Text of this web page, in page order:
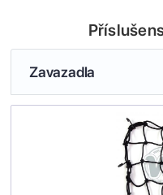
Zavazadla